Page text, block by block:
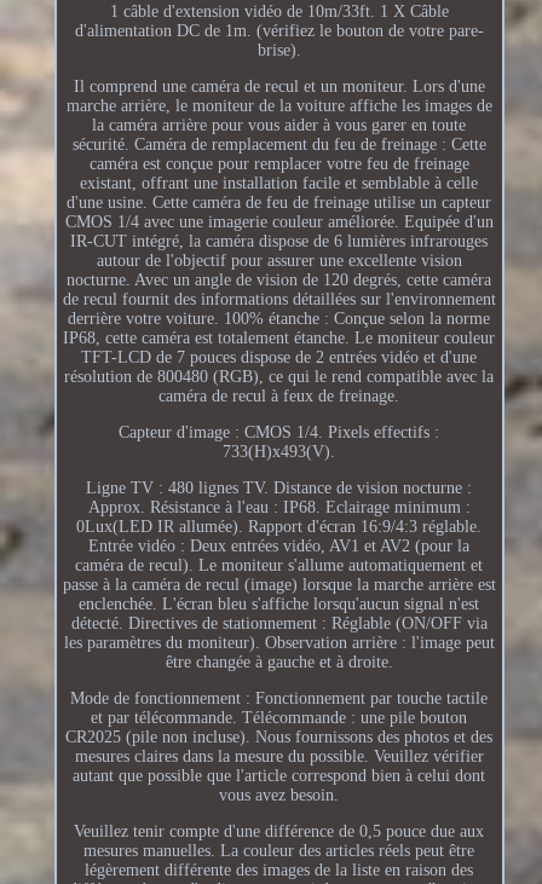
1 câble d'extension vidéo de 10m/33ft. 1 X Câble
d'alimentation DC de 1m. (vérifiez le bouton de votre pare-
brise).
Il comprend une caméra de recul et un moniteur. Lors d'une
marche arrière, le moniteur de la voiture affiche les images de
la caméra arrière pour vous aider à vous garer en toute
sécurité. Caméra de remplacement du feu de freinage : Cette
caméra est conçue pour remplacer votre feu de freinage
existant, offrant une installation facile et semblable à celle
d'une usine. Cette caméra de feu de freinage utilise un capteur
CMOS 1/4 avec une imagerie couleur améliorée. Equipée d'un
IR-CUT intégré, la caméra dispose de 6 lumières infrarouges
autour de l'objectif pour assurer une excellente vision
nocturne. Avec un angle de vision de 120 degrés, cette caméra
de recul fournit des informations détaillées sur l'environnement
derrière votre voiture. 100% étanche : Conçue selon la norme
IP68, cette caméra est totalement étanche. Le moniteur couleur
TFT-LCD de 7 pouces dispose de 2 entrées vidéo et d'une
résolution de 800480 (RGB), ce qui le rend compatible avec la
caméra de recul à feux de freinage.
Capteur d'image : CMOS 1/4. Pixels effectifs :
733(H)x493(V).
Ligne TV : 480 lignes TV. Distance de vision nocturne :
Approx. Résistance à l'eau : IP68. Eclairage minimum :
0Lux(LED IR allumée). Rapport d'écran 16:9/4:3 réglable.
Entrée vidéo : Deux entrées vidéo, AV1 et AV2 (pour la
caméra de recul). Le moniteur s'allume automatiquement et
passe à la caméra de recul (image) lorsque la marche arrière est
enclenchée. L'écran bleu s'affiche lorsqu'aucun signal n'est
détecté. Directives de stationnement : Réglable (ON/OFF via
les paramètres du moniteur). Observation arrière : l'image peut
être changée à gauche et à droite.
Mode de fonctionnement : Fonctionnement par touche tactile
et par télécommande. Télécommande : une pile bouton
CR2025 (pile non incluse). Nous fournissons des photos et des
mesures claires dans la mesure du possible. Veuillez vérifier
autant que possible que l'article correspond bien à celui dont
vous avez besoin.
Veuillez tenir compte d'une différence de 0,5 pouce due aux
mesures manuelles. La couleur des articles réels peut être
légèrement différente des images de la liste en raison des